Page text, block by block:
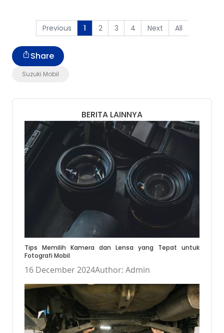
Previous 1 2 3 4 Next All
Suzuki Mobil
Share
BERITA LAINNYA
Tips Memilih Kamera dan Lensa yang Tepat untuk
Fotografi Mobil
16 December 2024Author: Admin